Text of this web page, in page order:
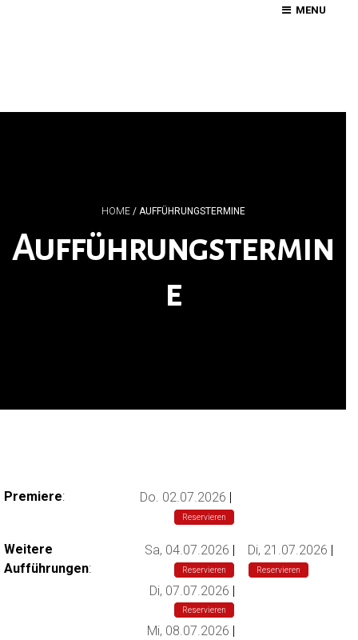
MENU
HOME / AUFFÜHRUNGSTERMINE
Aufführungstermin
E
U
Ü
H
Premiere: Do. 02.07.2026 |
Reservieren
Weitere
Aufführungen:
Sa, 04.07.2026 |
Reservieren
Di, 07.07.2026 |
Reservieren
Mi, 08.07.2026
Di, 21.07.2026 |
Reservieren